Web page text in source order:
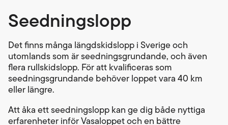
Seedningslopp
Det finns många längdskidslopp i Sverige och
utomlands som är seedningsgrundande, och även
flera rullskidslopp. För att kvalificeras som
seedningsgrundande behöver loppet vara 40 km
eller längre.
Att åka ett seedningslopp kan ge dig både nyttiga
erfarenheter inför Vasaloppet och en bättre